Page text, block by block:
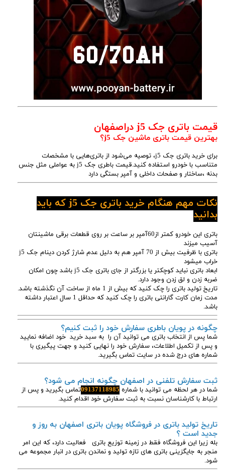
قیمت باتری جک j5 دراصفهان
بهترین قیمت باتری ماشین جک j5؟
برای خرید باتری جک j5، توصیه می‌شود از باتری‌هایی با مشخصات
متناسب با خودرو استفاده کنید.قیمت باطری جک j5 به عواملی مثل جنس
بدنه ،ساختار و صفحات داخلی و آمپر بستگی دارد
نکات مهم هنگام خرید باتری جک j5 که باید
بدانید
باتری این خودرو کمتر از60آمپر بر ساعت بر روی قطعات برقی ماشینتان
آسیب میزند
باتری با ظرفیت بیش از 70 آمپر هم به دلیل عدم شارژ کردن دینام جک j5
خراب میشود
ابعاد باتری نباید کوچکتر یا بزرگتر از جای باتری جک j5 باشد چون امکان
ضربه زدن و لق زدن وجود دارد.
تاریخ تولید باتری را چک کنید که بیش از 1 ماه از ساخت آن نگذشته باشد.
مدت زمان کارت گارانتی باتری را چک کنید که حداقل 1 سال اعتبار داشته
باشد.
چگونه در پویان باطری سفارش خود را ثبت کنیم؟
شما پس از انتخاب باتری می توانید آن را به سبد خرید خود اضافه نمایید
و پس از تکمیل اطلاعات، سفارش خود را نهایی کنید و جهت پیگیری با
شماره های درج شده در سایت تماس بگیرید.
ثبت سفارش تلفنی در اصفهان چگونه انجام می شود؟
شما در هر لحظه می توانید با شماره 09137118985تماس بگیرید و پس از
ارتباط با کارشناسان نسبت به ثبت سفارش خود اقدام کنید.
تاریخ تولید باتری در فروشگاه پویان باتری اصفهان به روز و
جدید است ؟
بله زیرا این فروشگاه فقط در زمینه توزیع باتری فعالیت دارد، که این امر
منجر به جایگزینی باتری های تازه تولید و نماندن باتری در انبار مجموعه می
شود.